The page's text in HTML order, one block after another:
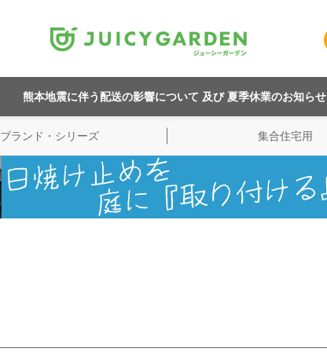
熊本地震に伴う配送の影響について 及び 夏季休業のお知らせ
ブランド・シリーズ 集合住宅用